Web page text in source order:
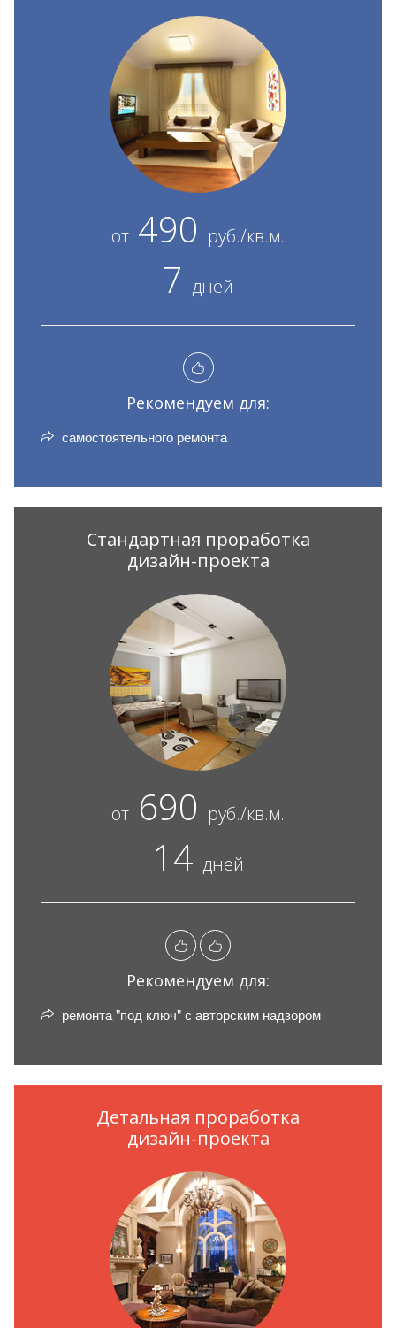
от 490 руб./кв.м.
7 дней
Рекомендуем для:
самостоятельного ремонта
Стандартная проработка
дизайн-проекта
от 690 руб./кв.м.
14 дней
Рекомендуем для:
ремонта "под ключ" с авторским надзором
Детальная проработка
дизайн-проекта